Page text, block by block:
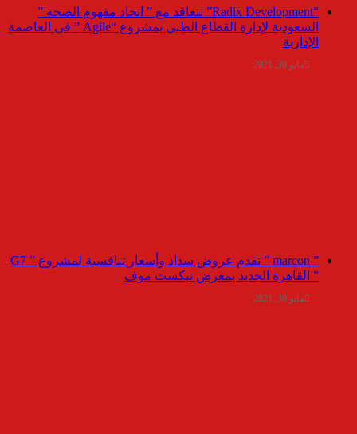
“Radix Development” تتعاقد مع ” اتحاد مفهوم الصحة ”
السعودية لإدارة القطاع الطبى بمشروع “Agile ” فى العاصمة
الإدارية
مايو 30, 2021
” marcon ” تقدم عروض سداد وأسعار تنافسية لمشروع ” G7
” القاهرة الجديد بمعرض نيكست موف
مايو 30, 2021